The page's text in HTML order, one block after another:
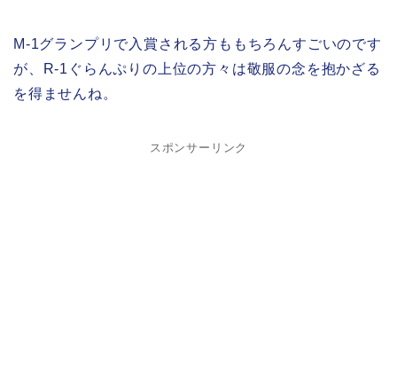
M-1グランプリで入賞される方ももちろんすごいのです
が、R-1ぐらんぷりの上位の方々は敬服の念を抱かざる
を得ませんね。
スポンサーリンク